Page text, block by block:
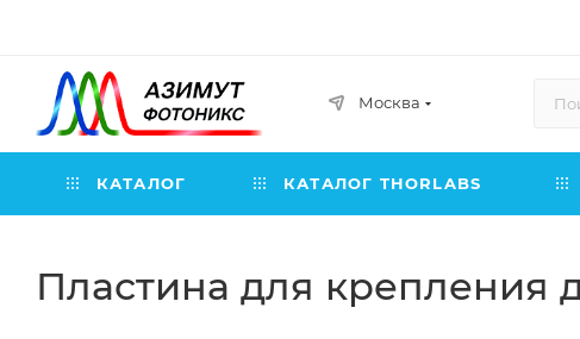
Москва
КАТАЛОГ КАТАЛОГ THORLABS
Пластина для крепления